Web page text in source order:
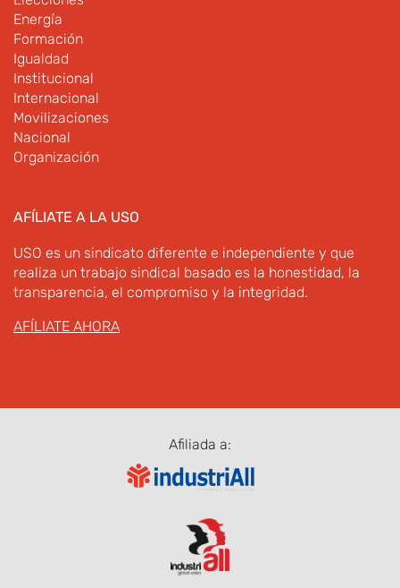
Energía
Formación
Igualdad
Institucional
Internacional
Movilizaciones
Nacional
Organización
AFÍLIATE A LA USO
USO es un sindicato diferente e independiente y que
realiza un trabajo sindical basado es la honestidad, la
transparencia, el compromiso y la integridad.
AFÍLIATE AHORA
Afiliada a: